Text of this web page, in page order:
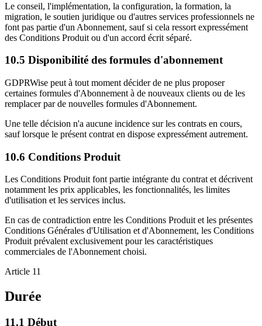
Le conseil, l'implémentation, la configuration, la formation, la
migration, le soutien juridique ou d'autres services professionnels ne
font pas partie d'un Abonnement, sauf si cela ressort expressément
des Conditions Produit ou d'un accord écrit séparé.
10.5 Disponibilité des formules d'abonnement
GDPRWise peut à tout moment décider de ne plus proposer
certaines formules d'Abonnement à de nouveaux clients ou de les
remplacer par de nouvelles formules d'Abonnement.
Une telle décision n'a aucune incidence sur les contrats en cours,
sauf lorsque le présent contrat en dispose expressément autrement.
10.6 Conditions Produit
Les Conditions Produit font partie intégrante du contrat et décrivent
notamment les prix applicables, les fonctionnalités, les limites
d'utilisation et les services inclus.
En cas de contradiction entre les Conditions Produit et les présentes
Conditions Générales d'Utilisation et d'Abonnement, les Conditions
Produit prévalent exclusivement pour les caractéristiques
commerciales de l'Abonnement choisi.
Article 11
Durée
11.1 Début